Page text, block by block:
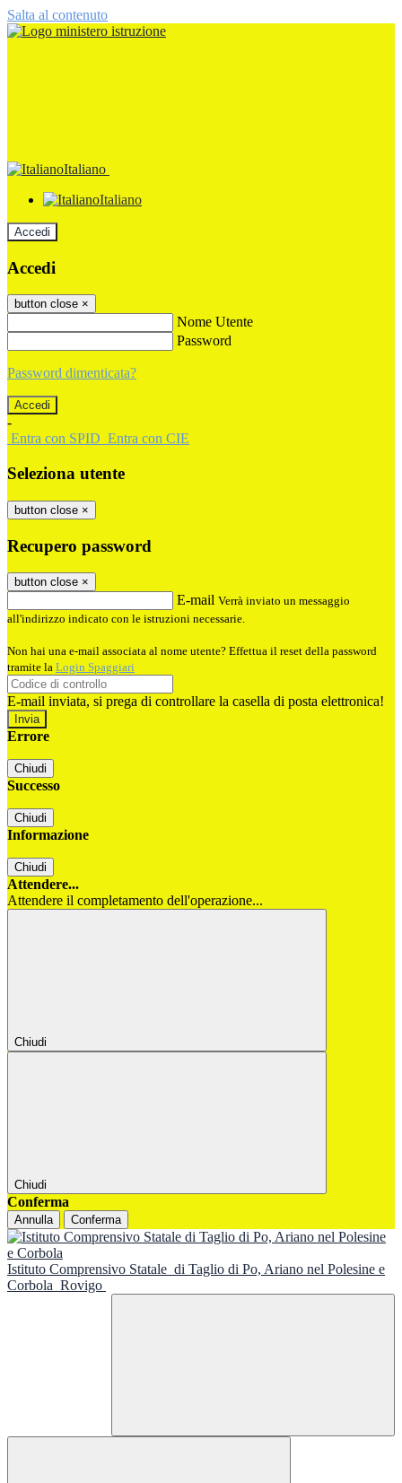
Salta al contenuto
Italiano
Italiano
Accedi
Accedi
button close ×
Nome Utente
Password
Password dimenticata?
-
Entra con SPID Entra con CIE
Seleziona utente
button close ×
Recupero password
button close ×
E-mail Verrà inviato un messaggio
all'indirizzo indicato con le istruzioni necessarie.
Non hai una e-mail associata al nome utente? Effettua il reset della password
tramite la Login Spaggiari
E-mail inviata, si prega di controllare la casella di posta elettronica!
Errore
Chiudi
Successo
Chiudi
Informazione
Chiudi
Attendere...
Attendere il completamento dell'operazione...
Chiudi
Chiudi
Conferma
Annulla Conferma
Istituto Comprensivo Statale di Taglio di Po, Ariano nel Polesine e
Corbola Rovigo